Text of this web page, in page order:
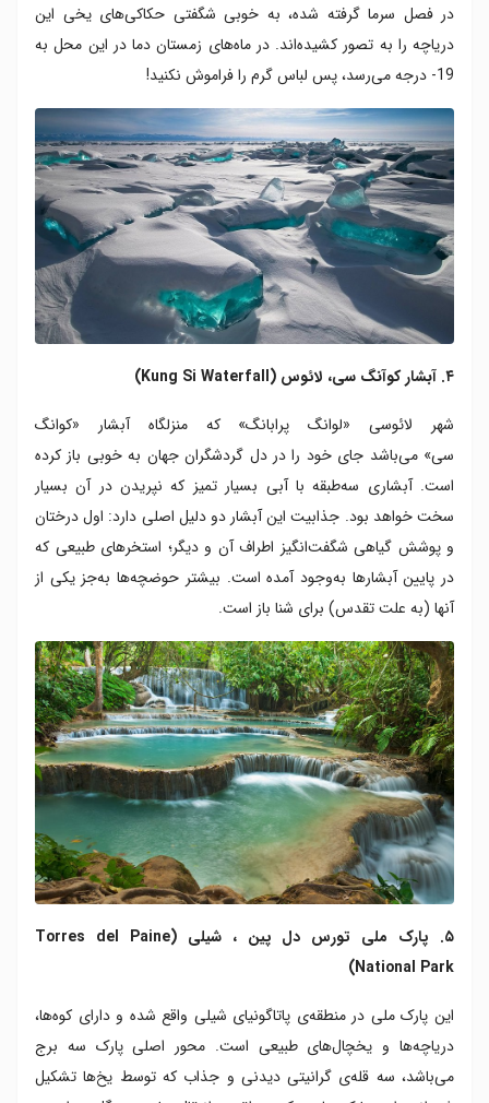
در فصل سرما گرفته شده‌، به خوبی شگفتی حکاکی‌های یخی این
دریاچه را به تصور کشیده‌اند. در ماه‌های زمستان دما در این محل به
19- درجه می‌رسد، پس لباس گرم را فراموش نکنید!
۴. آبشار کوآنگ سی، لائوس (Kung Si Waterfall)
شهر لائوسی «لوانگ پرابانگ» که منزلگاه آبشار «کوانگ
سی» می‌باشد جای خود را در دل گردشگران جهان به خوبی باز کرده
است. آبشاری سه‌طبقه با آبی بسیار تمیز که نپریدن در آن بسیار
سخت خواهد بود. جذابیت این آبشار دو دلیل اصلی دارد: اول درختان
و پوشش گیاهی شگفت‌انگیز اطراف آن و دیگر؛ استخرهای طبیعی که
در پایین آبشار‌ها به‌وجود آمده است. بیشتر حوضچه‌ها به‌جز یکی از
آنها (به علت تقدس) برای شنا باز است.
۵. پارک ملی تورس دل پین ، شیلی (Torres del Paine
National Park)
این پارک ملی در منطقه‌ی پاتاگونیای شیلی واقع شده و دارای کوه‌ها،
دریاچه‌ها و یخچال‌های طبیعی است. محور اصلی پارک سه برج
می‌باشد، سه قله‌ی گرانیتی دیدنی و جذاب که توسط یخ‌ها تشکیل